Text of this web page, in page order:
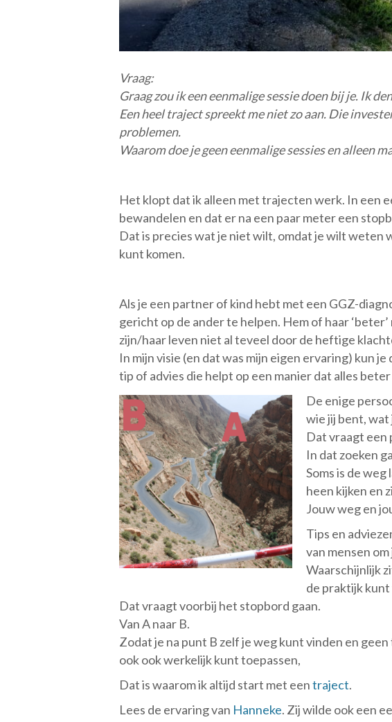
Vraag:
Graag zou ik een eenmalige sessie doen bij je. Ik
Een heel traject spreekt me niet zo aan. Die
problemen.
Waarom doe je geen eenmalige sessies en alleen
Het klopt dat ik alleen met trajecten werk. In een
bewandelen en dat er na een paar meter een
Dat is precies wat je niet wilt, omdat je wilt weten
kunt komen.
Als je een partner of kind hebt met een GGZ-
gericht op de ander te helpen. Hem of haar
zijn/haar leven niet al teveel door de heftige
In mijn visie (en dat was mijn eigen ervaring) kun
tip of advies die helpt op een manier dat alles
De enige
wie jij bent,
Dat vraagt een
In dat zoeken
Soms is de
heen kijken en
Jouw weg en
Tips en
van mensen om
Waarschijnlijk
de praktijk
Dat vraagt voorbij het stopbord gaan.
Van A naar B.
Zodat je na punt B zelf je weg kunt vinden en
ook ook werkelijk kunt toepassen,
Dat is waarom ik altijd start met eentraject.
Lees de ervaring van Hanneke. Zij wilde ook een